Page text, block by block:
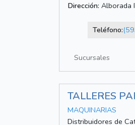
Dirección: Alborada
Teléfono:
Sucursales
TALLERES
MAQUINARIAS
Distribuidores de